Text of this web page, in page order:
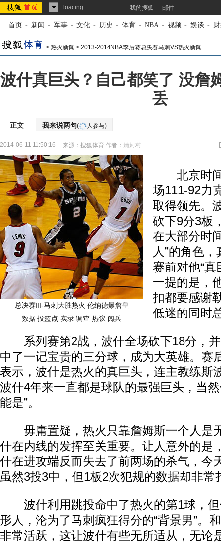
loading... 我的搜狐 邮件
首页 - 新闻 - 军事 - 文化 - 历史 - 体育 - NBA - 视频 - 娱谈 -
> 热火新闻 > 2013-2014NBA季后赛总决赛马刺VS热火新闻
波什真巨头？自己都笑了 没詹
丢
正文 我来说两句( 人参与)
2014-06-11 11:50:16 来源： 搜狐体育 作者：清河村
总决赛III-马刺大胜热火 伦纳德爆詹皇
数据 投篮点 实录 调查 热议 阅兵
北京时间
场111-92力
取得领先。
砍下9分3板
在大部分时
人”的角色
赛前对他“真
一提的是，
扣都要感谢
低迷的同时
系列赛第2战，波什全场砍下18分，并
中了一记宝贵的三分球，成为大英雄。赛
表示，波什是热火的真巨头，连主教练斯
波什4年来一直都是球队的最强巨头，当
能是”。
毋庸置疑，热火只靠詹姆斯一个人是
什在内线的发挥至关重要。让人意外的是
什在进攻端反而失去了前两场的杀气，今
虽然3投3中，但1板2次犯规的数据却非常
波什利用跳投命中了热火的第1球，但
形人，沦为了马刺疯狂得分的“背景男”。
非常活跃，这让波什有些无所适从，无论